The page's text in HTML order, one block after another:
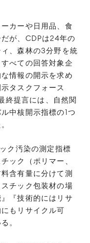
カーや日用品、食
が、CDPは24年の
、森林の3分野を統
べての回答対象企
情報の開示を求め
タスクフォース
終提言には、自然関
中核開示指標の1つ
ク汚染の測定指標
ック（ポリマー、
含有量に分けて測
チック包装材の場
『技術的にはリサ
もリサイクル可
。